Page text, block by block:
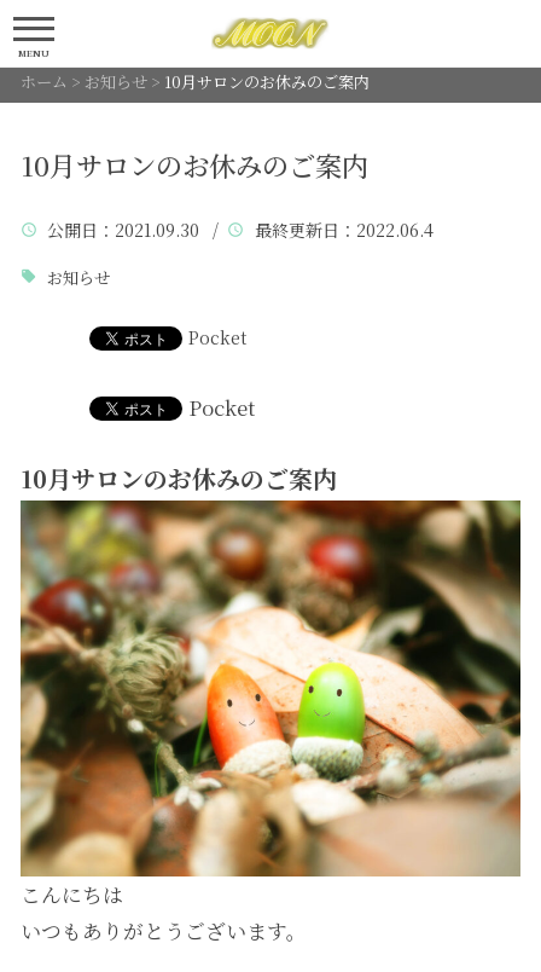
MENU
ホーム > お知らせ> 10月サロンのお休みのご案内
10月サロンのお休みのご案内
公開日 ：2021.09.30 / 最終更新日 ：2022.06.4
お知らせ
Pocket
Pocket
10月サロンのお休みのご案内
こんにちは
いつもありがとうございます。